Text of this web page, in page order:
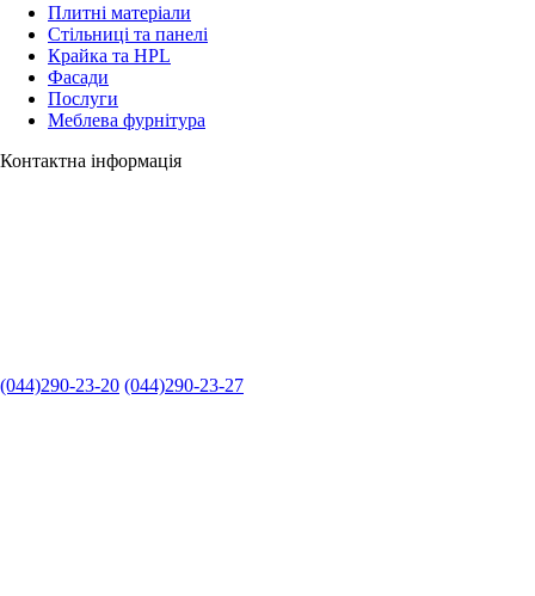
Плитні матеріали
Стільниці та панелі
Крайка та HPL
Фасади
Послуги
Меблева фурнітура
Контактна інформація
(044)290-23-20 (044)290-23-27